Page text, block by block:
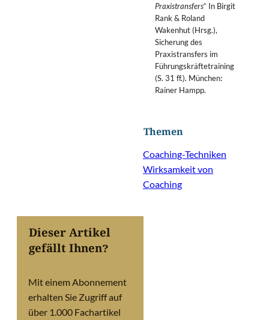
Praxistransfers“ In Birgit
Rank & Roland
Wakenhut (Hrsg.),
Sicherung des
Praxistransfers im
Führungskräftetraining
(S. 31 ff.). München:
Rainer Hampp.
Themen
Coaching-Techniken
Wirksamkeit von
Coaching
Dieser Artikel
gefällt Ihnen?
Mit einem Abonnement
erhalten Sie Zugriff auf
über 1.000 Fachartikel